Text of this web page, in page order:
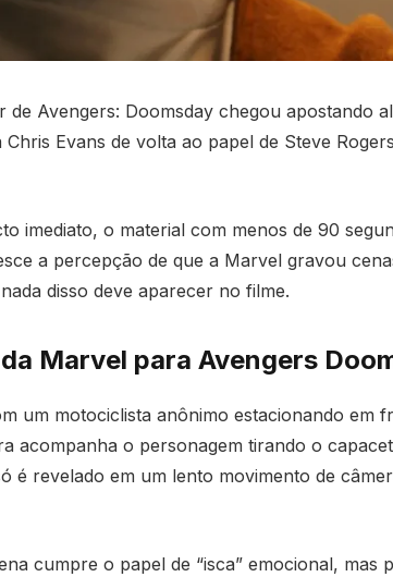
de Avengers: Doomsday chegou apostando
Chris Evans de volta ao papel de Steve
imediato, o material com menos de 90
a percepção de que a Marvel gravou
disso deve aparecer no filme.
Marvel para Avengers
um motociclista anônimo estacionando em
acompanha o personagem tirando o
é revelado em um lento movimento de
cumpre o papel de “isca” emocional, mas